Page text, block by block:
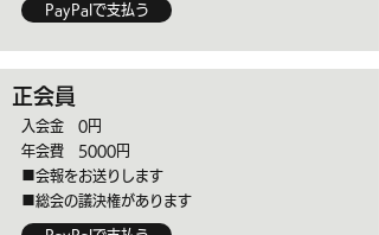
PayPalで支払う
正会員
入会金 0円
年会費 5000円​​
■会報をお送りします
■総会の議決権があります